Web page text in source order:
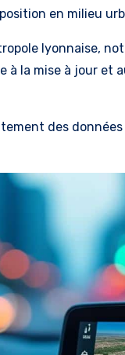
en milieu
lyonnaise,
à la mise à jour
des